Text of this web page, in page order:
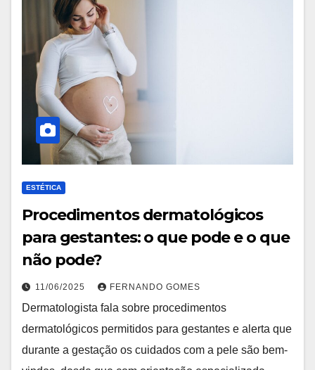
ESTÉTICA
Procedimentos dermatológicos
para gestantes: o que pode e o que
não pode?
11/06/2025 FERNANDO GOMES
Dermatologista fala sobre procedimentos
dermatológicos permitidos para gestantes e alerta que
durante a gestação os cuidados com a pele são bem-